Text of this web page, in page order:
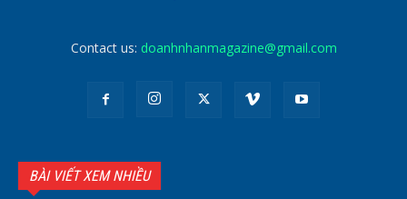
Contact us: doanhnhanmagazine@gmail.com
BÀI VIẾT XEM NHIỀU